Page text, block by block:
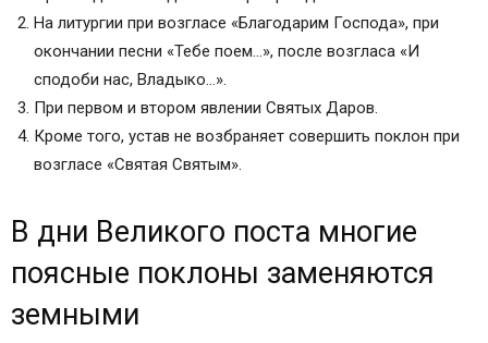
На литургии при возгласе «Благодарим Господа», при
окончании песни «Тебе поем…», после возгласа «И
сподоби нас, Владыко…».
При первом и втором явлении Святых Даров.
Кроме того, устав не возбраняет совершить поклон при
возгласе «Святая Святым».
В дни Великого поста многие
поясные поклоны заменяются
земными